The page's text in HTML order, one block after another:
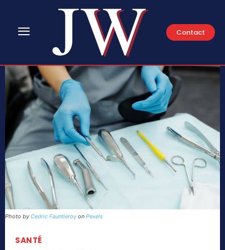
Contact
Photo by Cedric Fauntleroy on Pexels
SANTÉ